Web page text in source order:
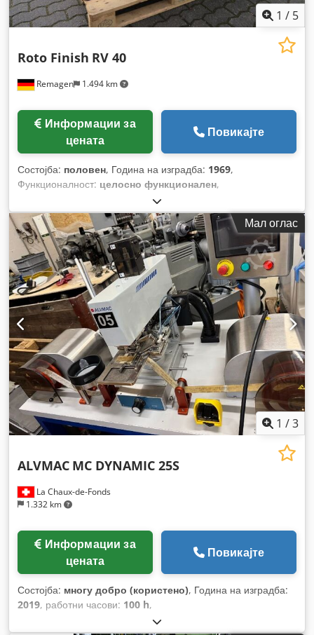
1 / 5
Remagen 1.494 km
Roto Finish RV 40
цената
Повикајте
Состојба: половен, Година на изградба: 1969,
Функционалност: целосно функционален,
Мал оглас
1 /3
La Chaux-de-Fonds
1.332 km
ALVMAC MC DYNAMIC 25S
цената
Повикајте
Состојба: многу добро (користено), Година на изградба:
2019, работни часови: 100 h,